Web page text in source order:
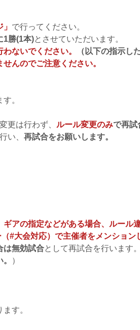
で行ってください。
1勝(1本)とさせていただいます。
ないでください。
（以下の指示し
んのでご注意ください。
。
更は行わず、 ルール変更のみで再試
い、 再試合をお願いします。
アの指定などがある場合、ルール
#大会対応）で主催者をメンション
は無効試合として再試合を行います
）
す。